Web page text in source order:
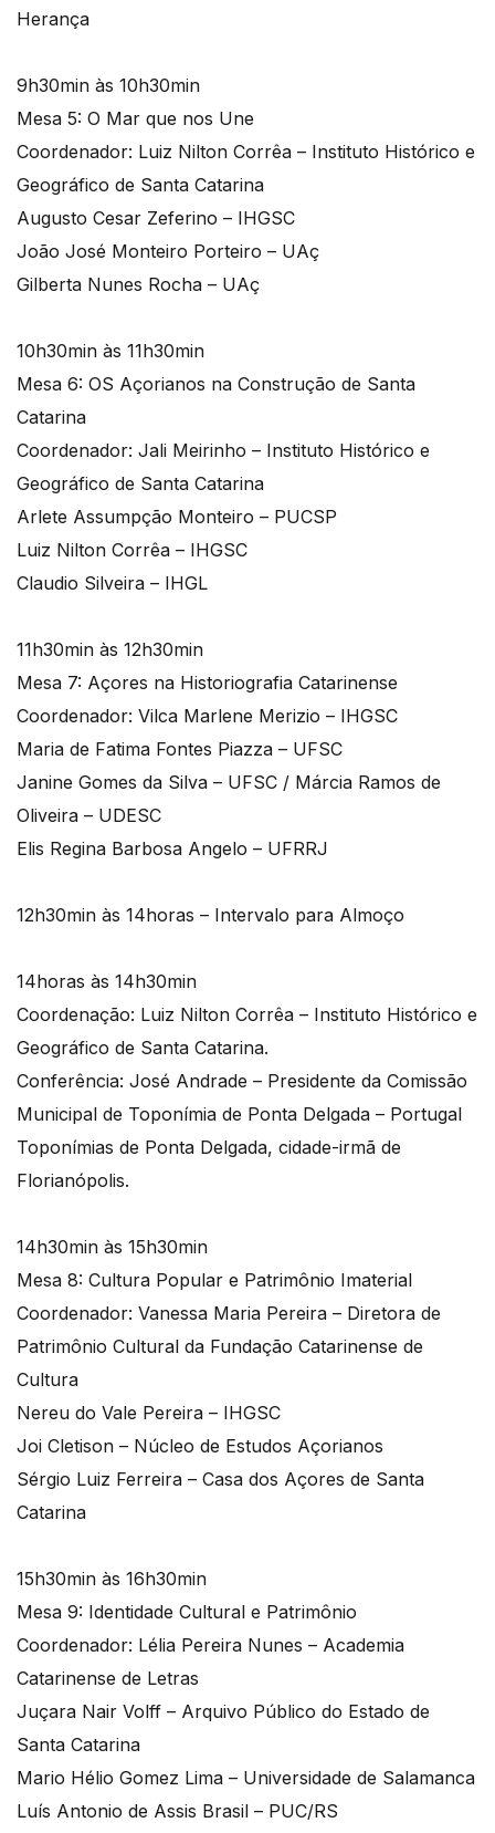
Herança
9h30min às 10h30min
Mesa 5: O Mar que nos Une
Coordenador: Luiz Nilton Corrêa – Instituto Histórico e
Geográfico de Santa Catarina
Augusto Cesar Zeferino – IHGSC
João José Monteiro Porteiro – UAç
Gilberta Nunes Rocha – UAç
10h30min às 11h30min
Mesa 6: OS Açorianos na Construção de Santa
Catarina
Coordenador: Jali Meirinho – Instituto Histórico e
Geográfico de Santa Catarina
Arlete Assumpção Monteiro – PUCSP
Luiz Nilton Corrêa – IHGSC
Claudio Silveira – IHGL
11h30min às 12h30min
Mesa 7: Açores na Historiografia Catarinense
Coordenador: Vilca Marlene Merizio – IHGSC
Maria de Fatima Fontes Piazza – UFSC
Janine Gomes da Silva – UFSC / Márcia Ramos de
Oliveira – UDESC
Elis Regina Barbosa Angelo – UFRRJ
12h30min às 14horas – Intervalo para Almoço
14horas às 14h30min
Coordenação: Luiz Nilton Corrêa – Instituto Histórico e
Geográfico de Santa Catarina.
Conferência: José Andrade – Presidente da Comissão
Municipal de Toponímia de Ponta Delgada – Portugal
Toponímias de Ponta Delgada, cidade-irmã de
Florianópolis.
14h30min às 15h30min
Mesa 8: Cultura Popular e Patrimônio Imaterial
Coordenador: Vanessa Maria Pereira – Diretora de
Patrimônio Cultural da Fundação Catarinense de
Cultura
Nereu do Vale Pereira – IHGSC
Joi Cletison – Núcleo de Estudos Açorianos
Sérgio Luiz Ferreira – Casa dos Açores de Santa
Catarina
15h30min às 16h30min
Mesa 9: Identidade Cultural e Patrimônio
Coordenador: Lélia Pereira Nunes – Academia
Catarinense de Letras
Juçara Nair Volff – Arquivo Público do Estado de
Santa Catarina
Mario Hélio Gomez Lima – Universidade de Salamanca
Luís Antonio de Assis Brasil – PUC/RS